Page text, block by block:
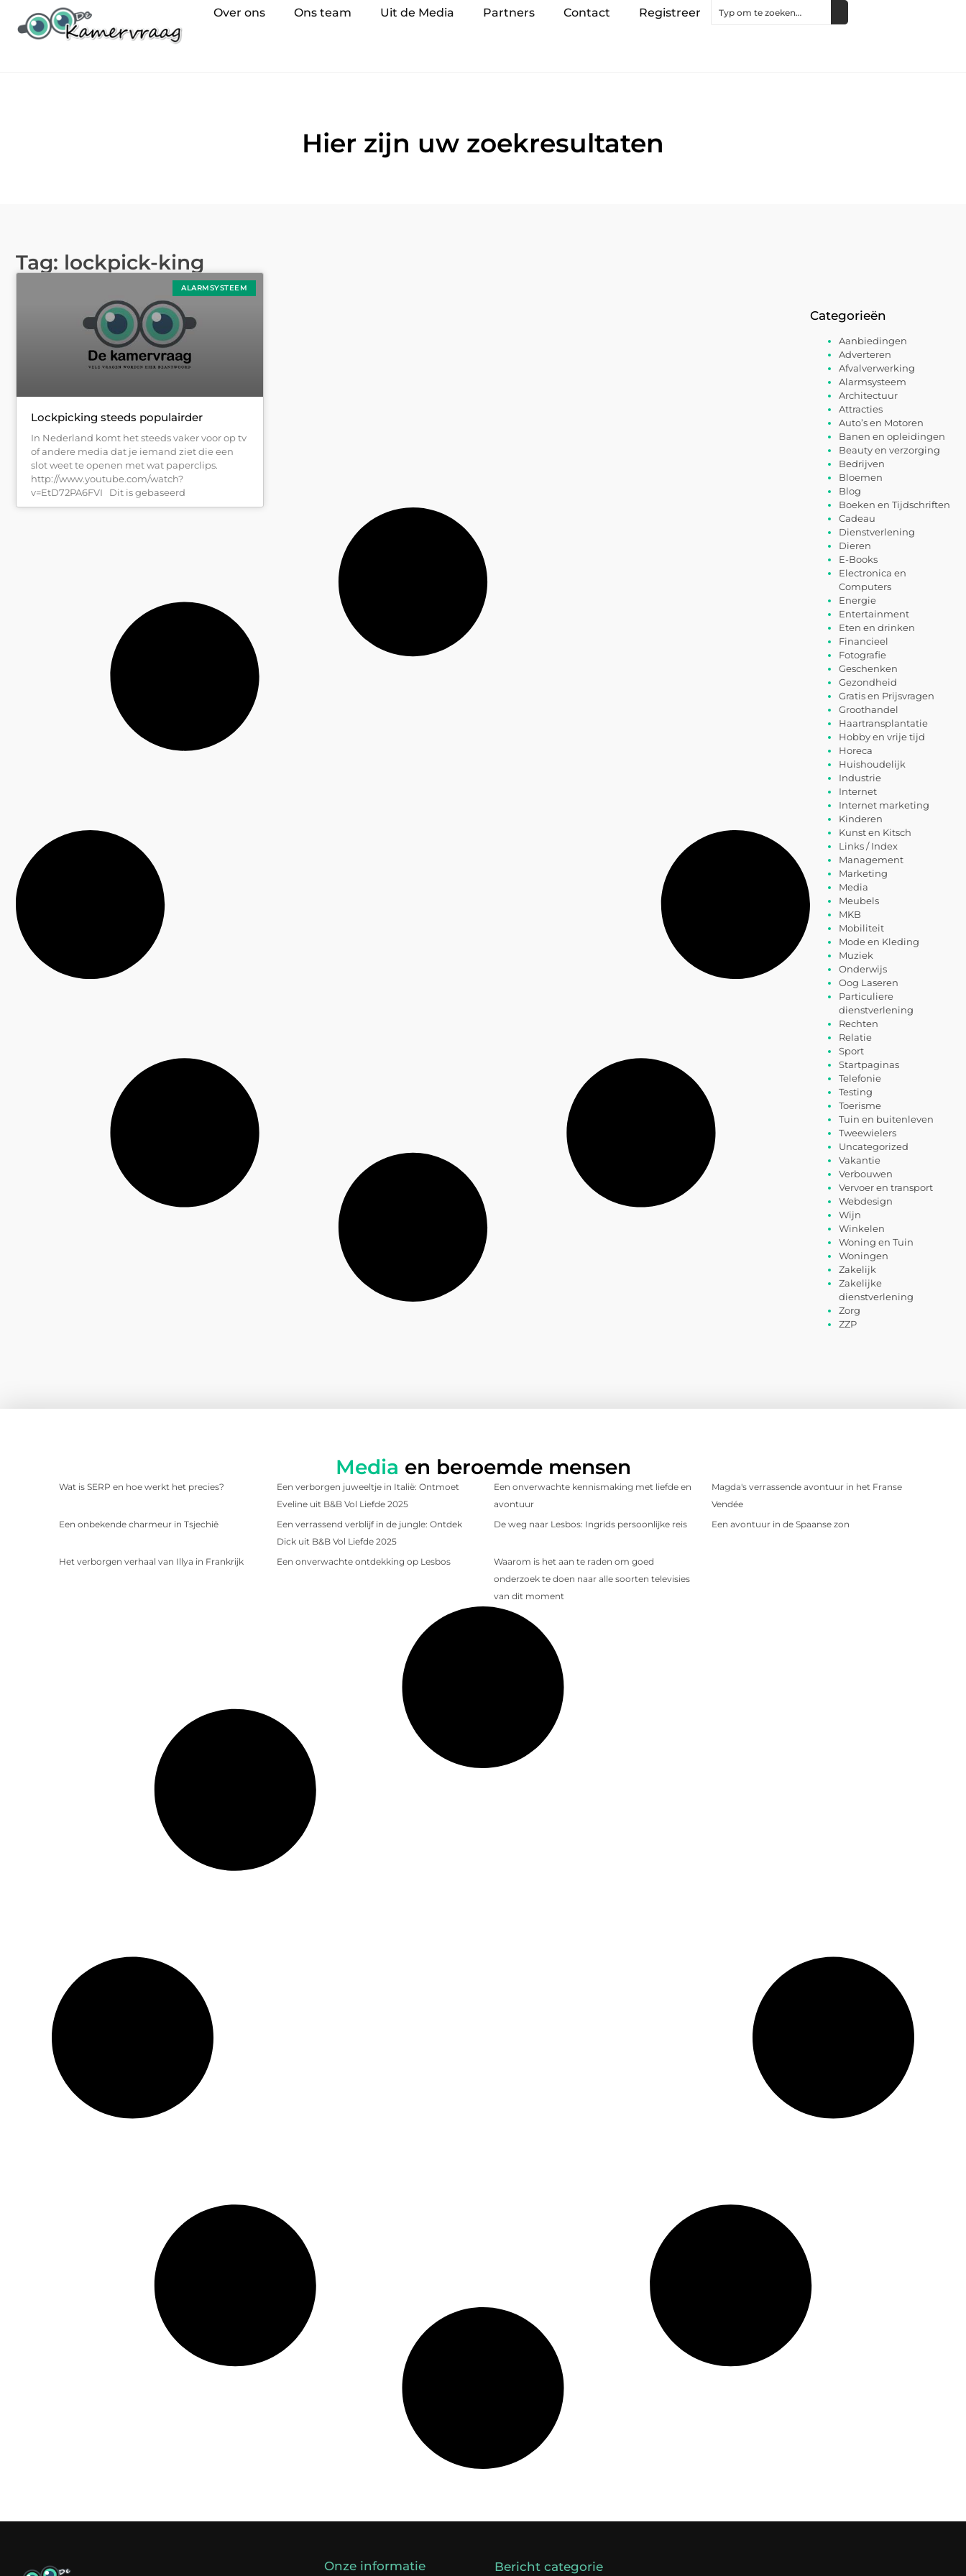
Over ons Ons team Uit de Media Partners Contact Registreer
Hier zijn uw zoekresultaten
Tag: lockpick-king
ALARMSYSTEEM
Lockpicking steeds populairder
In Nederland komt het steeds vaker voor op tv
of andere media dat je iemand ziet die een
slot weet te openen met wat paperclips.
http://www.youtube.com/watch?
v=EtD72PA6FVI Dit is gebaseerd
Categorieën
Aanbiedingen
Adverteren
Afvalverwerking
Alarmsysteem
Architectuur
Attracties
Auto’s en Motoren
Banen en opleidingen
Beauty en verzorging
Bedrijven
Bloemen
Blog
Boeken en Tijdschriften
Cadeau
Dienstverlening
Dieren
E-Books
Electronica en
Computers
Energie
Entertainment
Eten en drinken
Financieel
Fotografie
Geschenken
Gezondheid
Gratis en Prijsvragen
Groothandel
Haartransplantatie
Hobby en vrije tijd
Horeca
Huishoudelijk
Industrie
Internet
Internet marketing
Kinderen
Kunst en Kitsch
Links / Index
Management
Marketing
Media
Meubels
MKB
Mobiliteit
Mode en Kleding
Muziek
Onderwijs
Oog Laseren
Particuliere
dienstverlening
Rechten
Relatie
Sport
Startpaginas
Telefonie
Testing
Toerisme
Tuin en buitenleven
Tweewielers
Uncategorized
Vakantie
Verbouwen
Vervoer en transport
Webdesign
Wijn
Winkelen
Woning en Tuin
Woningen
Zakelijk
Zakelijke
dienstverlening
Zorg
ZZP
Media en beroemde mensen
Wat is SERP en hoe werkt het precies?
Een verborgen juweeltje in Italië: Ontmoet
Eveline uit B&B Vol Liefde 2025
Een onverwachte kennismaking met liefde en
avontuur
Magda's verrassende avontuur in het Franse
Vendée
Een onbekende charmeur in Tsjechië
Een verrassend verblijf in de jungle: Ontdek
Dick uit B&B Vol Liefde 2025
De weg naar Lesbos: Ingrids persoonlijke reis Een avontuur in de Spaanse zon
Het verborgen verhaal van Illya in Frankrijk Een onverwachte ontdekking op Lesbos
Waarom is het aan te raden om goed
onderzoek te doen naar alle soorten televisies
van dit moment
Onze informatie Bericht categorie